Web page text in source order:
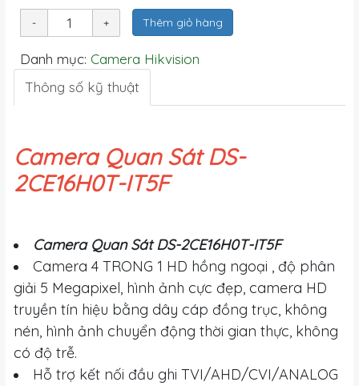
Thêm giỏ hàng
Danh mục: Camera Hikvision
Thông số kỹ thuật
Camera Quan Sát DS-
2CE16H0T-IT5F
Camera Quan Sát DS-2CE16H0T-IT5F
Camera 4 TRONG 1 HD hồng ngoại , độ phân
giải 5 Megapixel, hình ảnh cực đẹp, camera HD
truyền tín hiệu bằng dây cáp đồng trục, không
nén, hình ảnh chuyển động thời gian thực, không
có độ trễ.
Hỗ trợ kết nối đầu ghi TVI/AHD/CVI/ANALOG